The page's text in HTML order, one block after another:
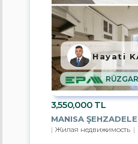
3,550,000 TL
Жилая недвижимость
Hayati